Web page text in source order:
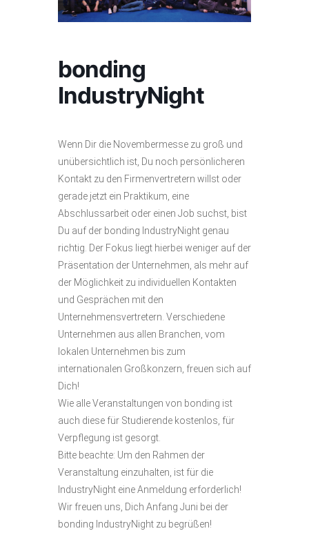
bonding
IndustryNight
Wenn Dir die Novembermesse zu groß und
unübersichtlich ist, Du noch persönlicheren
Kontakt zu den Firmenvertretern willst oder
gerade jetzt ein Praktikum, eine
Abschlussarbeit oder einen Job suchst, bist
Du auf der bonding IndustryNight genau
richtig. Der Fokus liegt hierbei weniger auf der
Präsentation der Unternehmen, als mehr auf
der Möglichkeit zu individuellen Kontakten
und Gesprächen mit den
Unternehmensvertretern. Verschiedene
Unternehmen aus allen Branchen, vom
lokalen Unternehmen bis zum
internationalen Großkonzern, freuen sich auf
Dich!
Wie alle Veranstaltungen von bonding ist
auch diese für Studierende kostenlos, für
Verpflegung ist gesorgt.
Bitte beachte: Um den Rahmen der
Veranstaltung einzuhalten, ist für die
IndustryNight eine Anmeldung erforderlich!
Wir freuen uns, Dich Anfang Juni bei der
bonding IndustryNight zu begrüßen!